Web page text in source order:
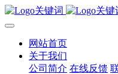
网站首页
关于我们
公司简介 在线反馈